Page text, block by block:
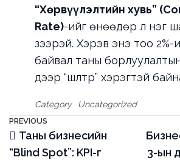
“Хөрвүүлэлтийн хувь”
Rate)-ийг өнөөдөр л нэг
үзээрэй. Хэрэв энэ тоо
байвал таны
дээр “шүүлтүүр” хэрэгтэй
Category Uncategorized
Мэдээний
цэс
Previous
Post
PREVIOUS
Таны бизнесийн
“Blind Spot”: KPI-г
3-ын